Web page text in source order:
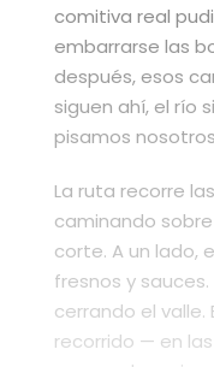
comitiva real
embarrarse las
después, esos
siguen ahí, el río
pisamos
La ruta recorre las
caminando
corte. A un lado,
fresnos y sauces.
cerrando el valle.
recorrido — en